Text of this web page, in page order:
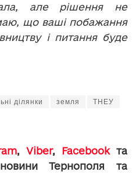
але рішення не
що ваші побажання
і питання буде
ділянки земля ТНЕУ
, Viber, Facebookта
Тернополя та